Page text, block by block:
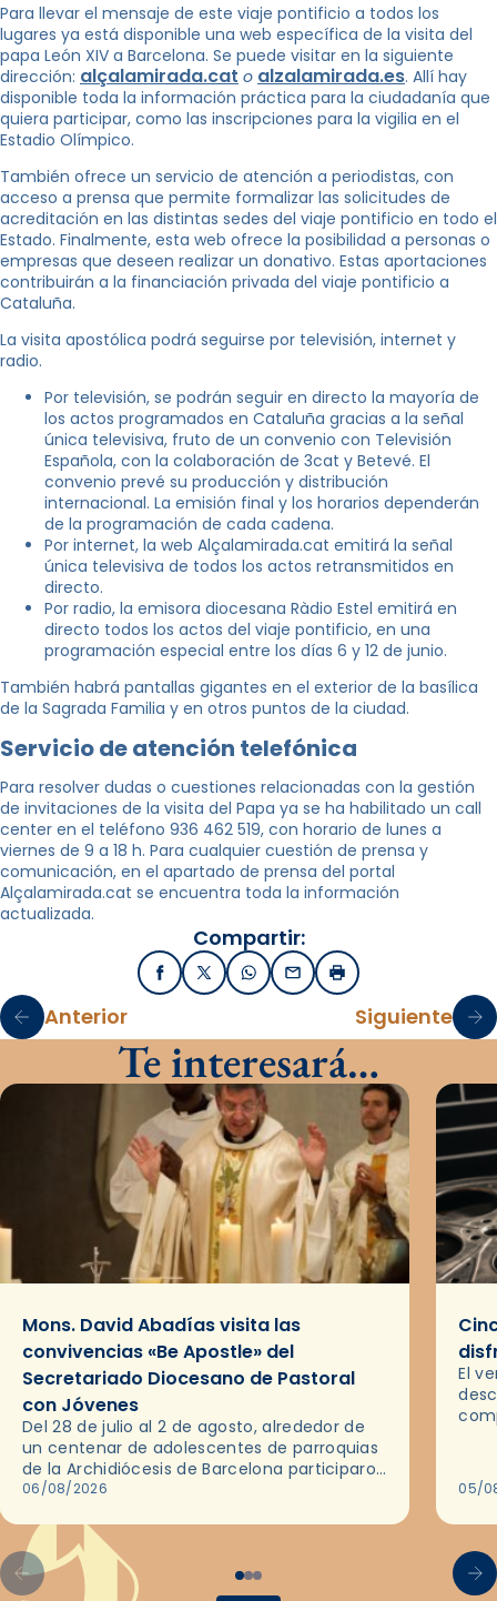
Para llevar el mensaje de este viaje pontificio a todos los
lugares ya está disponible una web específica de la visita del
papa León XIV a Barcelona. Se puede visitar en la siguiente
dirección: alçalamirada.cat o alzalamirada.es. Allí hay
disponible toda la información práctica para la ciudadanía que
quiera participar, como las inscripciones para la vigilia en el
Estadio Olímpico.
También ofrece un servicio de atención a periodistas, con
acceso a prensa que permite formalizar las solicitudes de
acreditación en las distintas sedes del viaje pontificio en todo el
Estado. Finalmente, esta web ofrece la posibilidad a personas o
empresas que deseen realizar un donativo. Estas aportaciones
contribuirán a la financiación privada del viaje pontificio a
Cataluña.
La visita apostólica podrá seguirse por televisión, internet y
radio.
Por televisión, se podrán seguir en directo la mayoría de
los actos programados en Cataluña gracias a la señal
única televisiva, fruto de un convenio con Televisión
Española, con la colaboración de 3cat y Betevé. El
convenio prevé su producción y distribución
internacional. La emisión final y los horarios dependerán
de la programación de cada cadena.
Por internet, la web Alçalamirada.cat emitirá la señal
única televisiva de todos los actos retransmitidos en
directo.
Por radio, la emisora diocesana Ràdio Estel emitirá en
directo todos los actos del viaje pontificio, en una
programación especial entre los días 6 y 12 de junio.
También habrá pantallas gigantes en el exterior de la basílica
de la Sagrada Familia y en otros puntos de la ciudad.
Servicio de atención telefónica
Para resolver dudas o cuestiones relacionadas con la gestión
de invitaciones de la visita del Papa ya se ha habilitado un call
center en el teléfono 936 462 519, con horario de lunes a
viernes de 9 a 18 h. Para cualquier cuestión de prensa y
comunicación, en el apartado de prensa del portal
Alçalamirada.cat se encuentra toda la información
actualizada.
Compartir:
FacebookX / TwitterWhatsApp
EmailImprimir
Anterior Siguiente
Te interesará…
Mons. David Abadías visita las
convivencias «Be Apostle» del
Secretariado Diocesano de Pastoral
con Jóvenes
Del 28 de julio al 2 de agosto, alrededor de
un centenar de adolescentes de parroquias
de la Archidiócesis de Barcelona participaron
en las convivencias Be Apostle, organizadas
06/08/2026
El
05/